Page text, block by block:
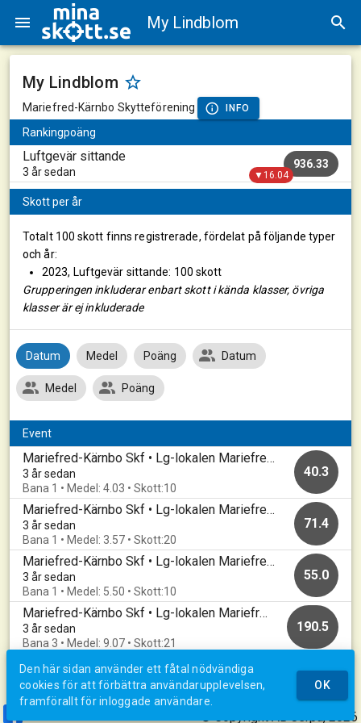
My Lindblom
My Lindblom
Mariefred-Kärnbo Skytteförening INFO
Rankingpoäng
Luftgevär sittande
3 år sedan
936.33
▼16.04
Skott per år
Totalt 100 skott finns registrerade, fördelat på följande typer
och år:
2023, Luftgevär sittande: 100 skott
Grupperingen inkluderar enbart skott i kända klasser, övriga
klasser är ej inkluderade
Datum Medel Poäng Datum
Medel Poäng
Event
Mariefred-Kärnbo Skf • Lg-lokalen Mariefred • 20230321
3 år sedan
Bana 1 • Medel: 4.03 • Skott:10
40.3
Mariefred-Kärnbo Skf • Lg-lokalen Mariefred • 20230316
3 år sedan
Bana 1 • Medel: 3.57 • Skott:20
71.4
Mariefred-Kärnbo Skf • Lg-lokalen Mariefred • 20230314
3 år sedan
Bana 1 • Medel: 5.50 • Skott:10
55.0
Mariefred-Kärnbo Skf • Lg-lokalen Mariefred • 20230228
3 år sedan
Bana 3 • Medel: 9.07 • Skott:21
190.5
© Copyright AB Jerpa, 2026
Den här sidan använder ett fåtal nödvändiga
cookies för att förbättra användarupplevelsen,
framförallt för inloggade användare.
OK